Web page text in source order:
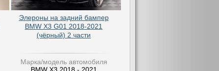
Элероны на задний бампер
BMW X3 G01 2018-2021
(чёрный) 2 части
Марка/модель автомобиля